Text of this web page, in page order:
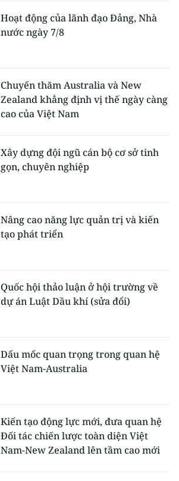
Hoạt động của lãnh đạo Đảng, Nhà
nước ngày 7/8
Chuyến thăm Australia và New
Zealand khẳng định vị thế ngày càng
cao của Việt Nam
Xây dựng đội ngũ cán bộ cơ sở tinh
gọn, chuyên nghiệp
Nâng cao năng lực quản trị và kiến
tạo phát triển
Quốc hội thảo luận ở hội trường về
dự án Luật Dầu khí (sửa đổi)
Dấu mốc quan trọng trong quan hệ
Việt Nam-Australia
Kiến tạo động lực mới, đưa quan hệ
Đối tác chiến lược toàn diện Việt
Nam-New Zealand lên tầm cao mới